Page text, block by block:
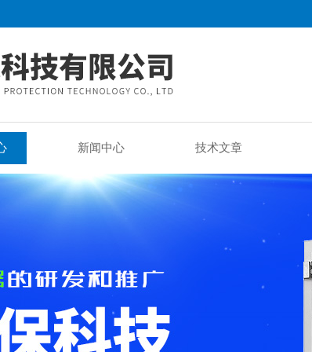
新闻中心 技术文章